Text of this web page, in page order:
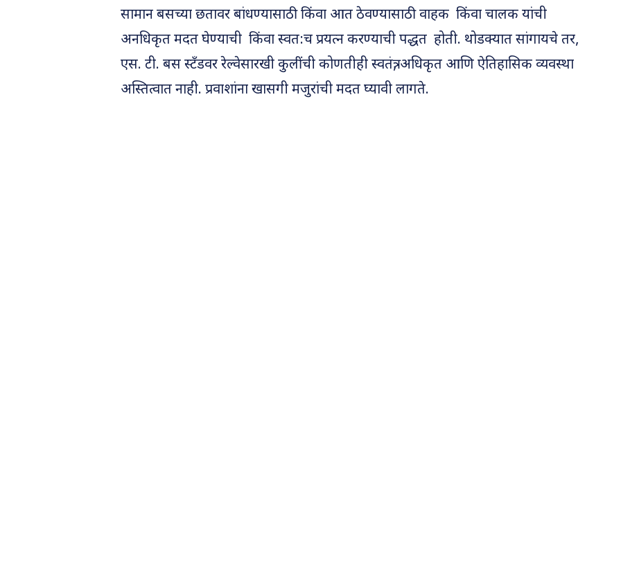
सामान बसच्या छतावर बांधण्यासाठी किंवा आत ठेवण्यासाठी वाहक किंवा चालक यांची
अनधिकृत मदत घेण्याची किंवा स्वत:च प्रयत्न करण्याची पद्धत होती. थोडक्यात सांगायचे तर,
एस. टी. बस स्टँडवर रेल्वेसारखी कुलींची कोणतीही स्वतंत्र, अधिकृत आणि ऐतिहासिक व्यवस्था
अस्तित्वात नाही. प्रवाशांना खासगी मजुरांची मदत घ्यावी लागते.